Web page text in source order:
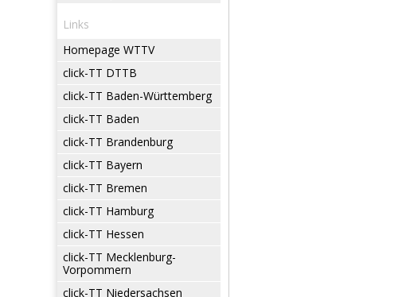
Links
Homepage WTTV
click-TT DTTB
click-TT Baden-Württemberg
click-TT Baden
click-TT Brandenburg
click-TT Bayern
click-TT Bremen
click-TT Hamburg
click-TT Hessen
click-TT Mecklenburg-
Vorpommern
click-TT Niedersachsen